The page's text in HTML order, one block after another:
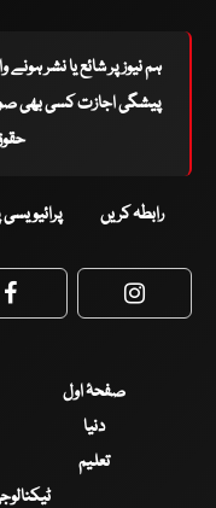
ہم نیوز پر شائع یا نشر
پیشگی اجازت کسی بھی
رابطہ کریں
Facebook
صفحۂ اول
دنیا
تعلیم